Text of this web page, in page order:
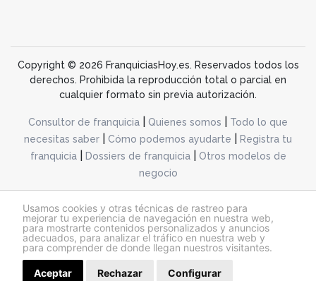
Usamos cookies y otras técnicas de rastreo para
mejorar tu experiencia de navegación en nuestra web,
para mostrarte contenidos personalizados y anuncios
adecuados, para analizar el tráfico en nuestra web y
para comprender de donde llegan nuestros visitantes.
Aceptar Rechazar Configurar
Copyright © 2026 FranquiciasHoy.es. Reservados todos los
derechos. Prohibida la reproducción total o parcial en
cualquier formato sin previa autorización.
Consultor de franquicia Quienes somos
Todo lo que
necesitas saber
Cómo podemos ayudarte
Registra tu
franquicia| Dossiers de franquicia|
Otros modelos de
negocio
@franquiciashoy.es |Aviso legal| Política de cookies|Política de privacidad